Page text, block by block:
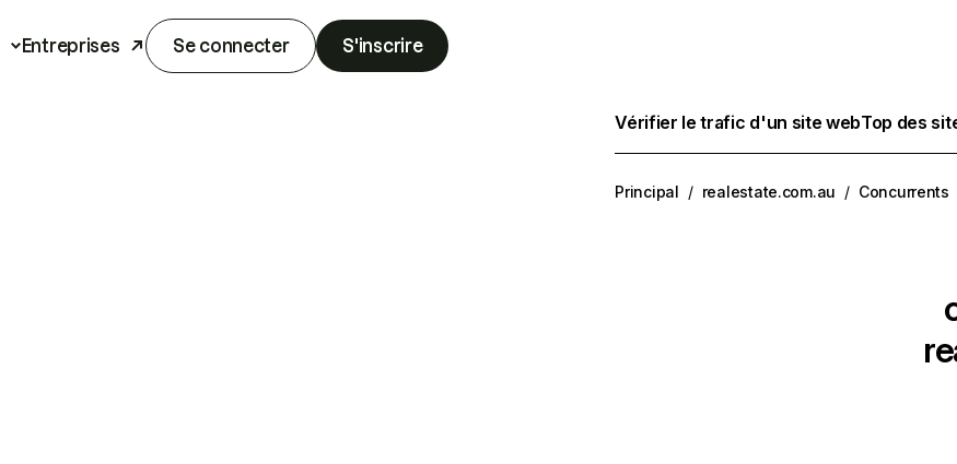
Entreprises Se connecter S'inscrire
Vérifier le trafic d'un site webTop des
Principal / realestate.com.au / Concurrents